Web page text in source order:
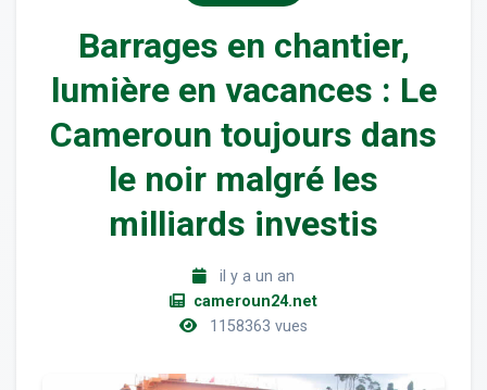
Barrages en chantier,
lumière en vacances : Le
Cameroun toujours dans
le noir malgré les
milliards investis
il y a un an
cameroun24.net
1158363 vues